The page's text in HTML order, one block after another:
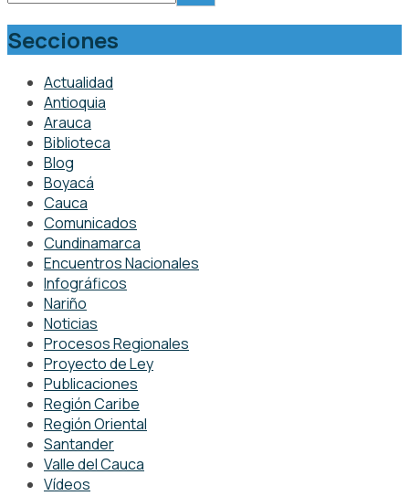
Secciones
Actualidad
Antioquia
Arauca
Biblioteca
Blog
Boyacá
Cauca
Comunicados
Cundinamarca
Encuentros Nacionales
Infográficos
Nariño
Noticias
Procesos Regionales
Proyecto de Ley
Publicaciones
Región Caribe
Región Oriental
Santander
Valle del Cauca
Vídeos